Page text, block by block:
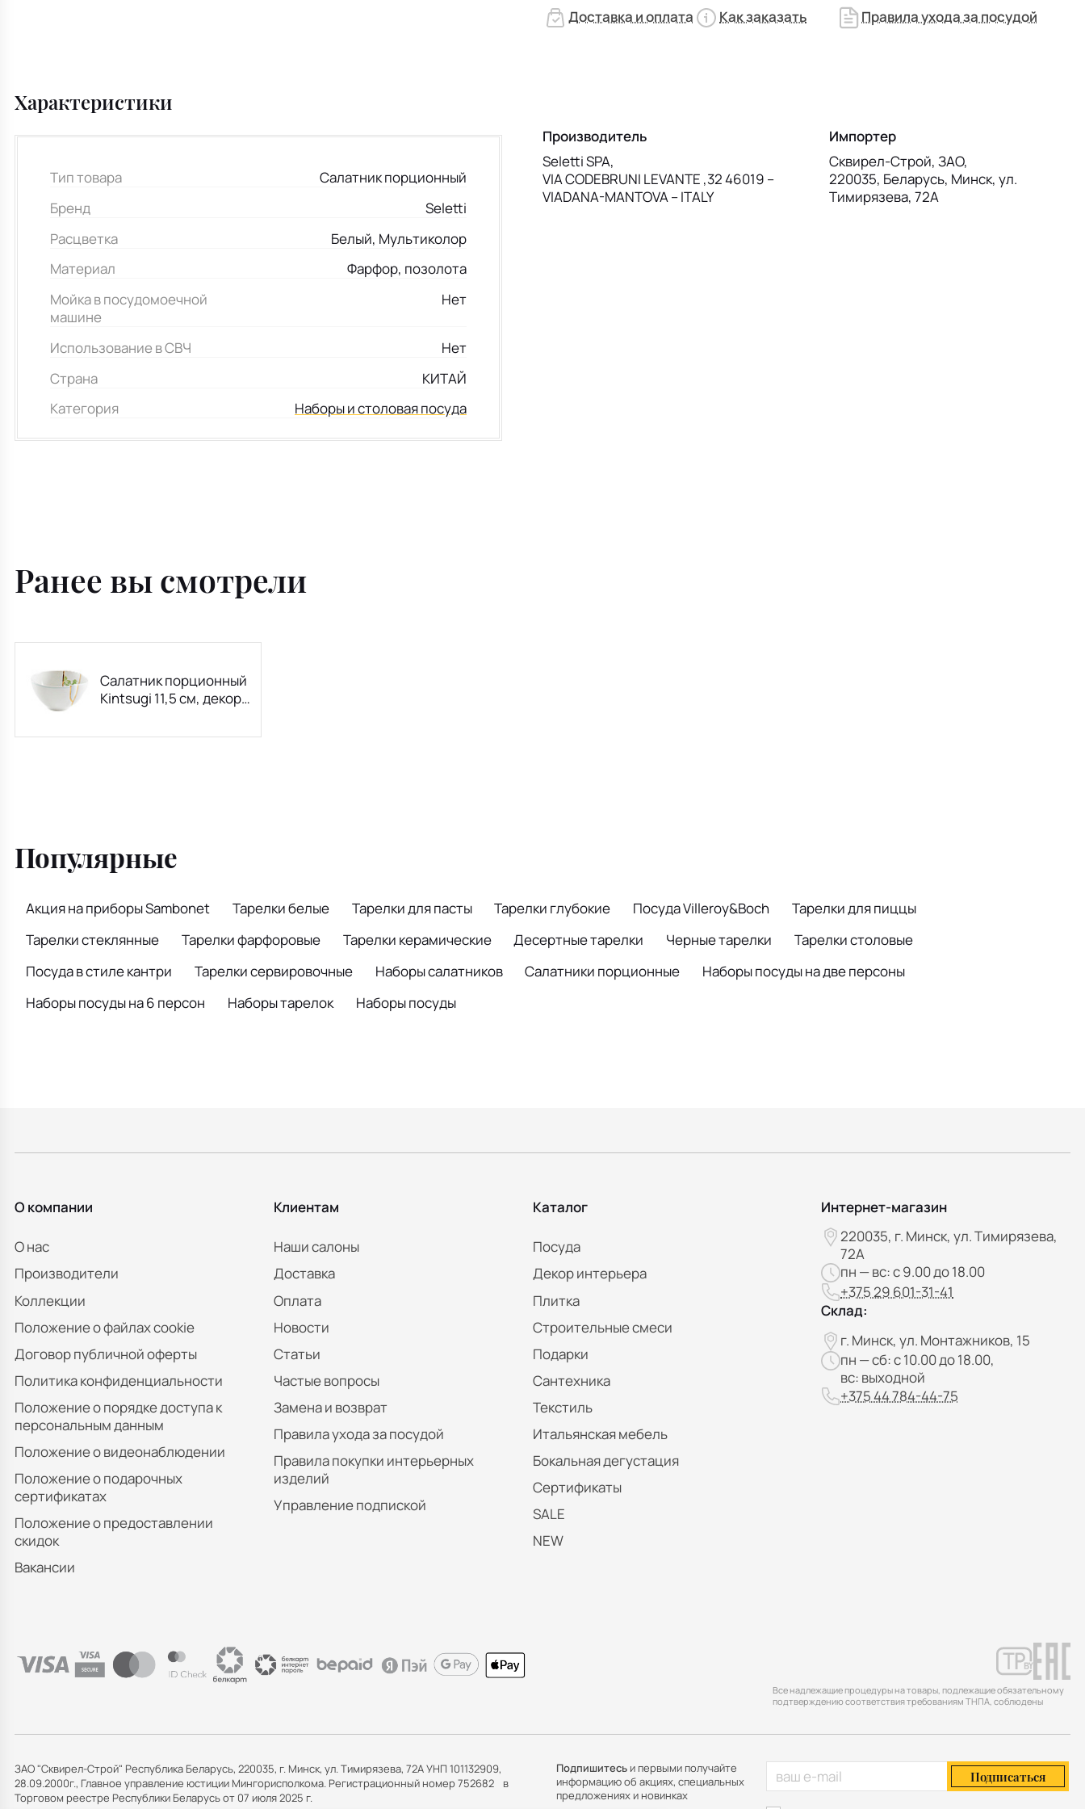
Доставка и оплата Как заказать Правила ухода за посудой
Характеристики
Тип товара
Салатник порционный
Бренд
Seletti
Расцветка
Белый, Мультиколор
Материал
Фарфор, позолота
Мойка в посудомоечной
машине
Нет
Использование в СВЧ
Нет
Страна
КИТАЙ
Категория
Наборы и столовая посуда
Производитель
Seletti SPA,
VIA CODEBRUNI LEVANTE ,32 46019 –
VIADANA-MANTOVA – ITALY
Импортер
Сквирел-Строй, ЗАО,
220035, Беларусь, Минск, ул.
Тимирязева, 72А
Ранее вы смотрели
Салатник порционный
Kintsugi 11,5 см, декор
Популярные
Акция на приборы Sambonet Тарелки белые Тарелки для пасты Тарелки глубокие Посуда Villeroy&Boch
Тарелки для пиццы
Тарелки стеклянные
Тарелки фарфоровые Тарелки керамические Десертные тарелки Черные тарелки
Тарелки столовые
Посуда в стиле кантри
Тарелки сервировочные Наборы салатников Салатники порционные
Наборы посуды на две персоны
Наборы посуды на 6 персон
Наборы тарелок Наборы посуды
О компании
О нас
Производители
Коллекции
Положение о файлах cookie
Договор публичной оферты
Политика конфиденциальности
Положение о порядке доступа к
персональным данным
Положение о видеонаблюдении
Положение о подарочных
сертификатах
Положение о предоставлении
скидок
Вакансии
Клиентам
Наши салоны
Доставка
Оплата
Новости
Статьи
Частые вопросы
Замена и возврат
Правила ухода за посудой
Правила покупки интерьерных
изделий
Управление подпиской
Каталог
Посуда
Декор интерьера
Плитка
Строительные смеси
Подарки
Сантехника
Текстиль
Итальянская мебель
Бокальная дегустация
Сертификаты
SALE
NEW
Интернет-магазин
220035, г. Минск, ул. Тимирязева,
72А
пн — вс: с 9.00 до 18.00
+375 29 601-31-41
Склад:
г. Минск, ул. Монтажников, 15
пн — сб: с 10.00 до 18.00,
вс: выходной
+375 44 784-44-75
Все надлежащие процедуры на товары, подлежащие обязательному
подтверждению соответствия требованиям ТНПА, соблюдены
ЗАО "Сквирел-Строй" Республика Беларусь, 220035, г. Минск, ул. Тимирязева, 72А УНП 101132909,
28.09.2000г., Главное управление юстиции Мингорисполкома. Регистрационный номер 752682 в
Торговом реестре Республики Беларусь от 07 июля 2025 г.
Подпишитесьи первыми получайте
информацию об акциях, специальных
предложениях и новинках
Подписаться